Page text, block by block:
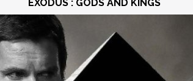
EXODUS : GODS AND KINGS